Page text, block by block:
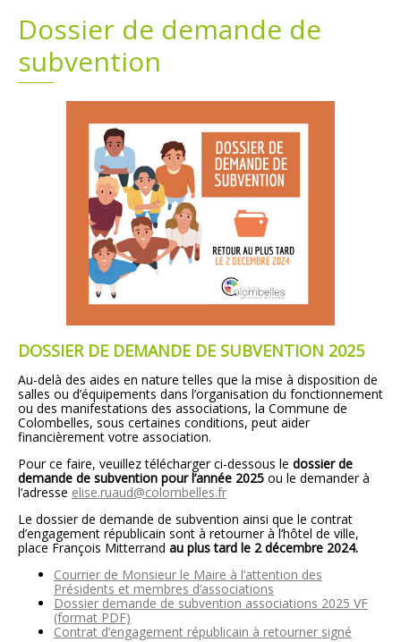
Dossier de demande de
subvention
DOSSIER DE DEMANDE DE SUBVENTION 2025
Au-delà des aides en nature telles que la mise à disposition de
salles ou d’équipements dans l’organisation du fonctionnement
ou des manifestations des associations, la Commune de
Colombelles, sous certaines conditions, peut aider
financièrement votre association.
Pour ce faire, veuillez télécharger ci-dessous le dossier de
demande de subvention pour l’année 2025 ou le demander à
l’adresse elise.ruaud@colombelles.fr
Le dossier de demande de subvention ainsi que le contrat
d’engagement républicain sont à retourner à l’hôtel de ville,
place François Mitterrand au plus tard le 2 décembre 2024.
Courrier de Monsieur le Maire à l’attention des
Présidents et membres d’associations
Dossier demande de subvention associations 2025 VF
(format PDF)
Contrat d’engagement républicain à retourner signé
Plans
Demandes légales
Marchés publics
Grands projets